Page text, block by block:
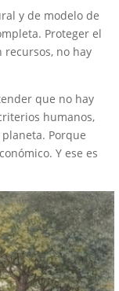
y de modelo de
Proteger el
no hay
que no hay
humanos,
Porque
Y ese es